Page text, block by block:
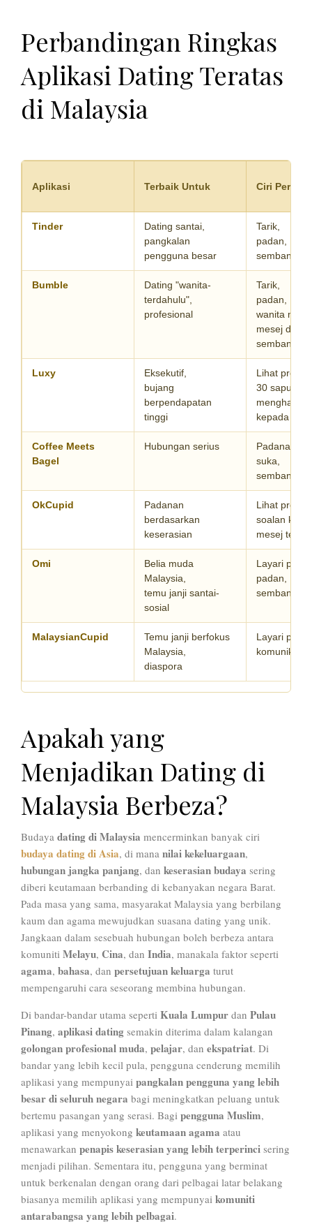
Perbandingan Ringkas
Aplikasi Dating Teratas
di Malaysia
Aplikasi Terbaik Untuk Ciri
Tinder
Dating santai,
pangkalan
pengguna besar
Tarik,
padan,
sembang
Bumble
Dating "wanita-
terdahulu",
profesional
Tarik,
padan,
wanita
mesej
sembang
Luxy
Eksekutif,
bujang
berpendapatan
tinggi
Lihat profil,
30 sapuan
kepada
Coffee Meets
Bagel
Hubungan serius
Padanan
suka,
sembang
OkCupid
Padanan
berdasarkan
keserasian
Lihat profil,
soalan
mesej
Omi
Belia muda
Malaysia,
temu janji santai-
sosial
Layari profil,
padan,
sembang
MalaysianCupid
Temu janji berfokus
Malaysia,
diaspora
Layari profil,
komunikasi
Apakah yang
Menjadikan Dating di
Malaysia Berbeza?
Budaya dating di Malaysia mencerminkan banyak ciri
budaya dating di Asia, di mana nilai kekeluargaan,
hubungan jangka panjang, dan keserasian budaya sering
diberi keutamaan berbanding di kebanyakan negara Barat.
Pada masa yang sama, masyarakat Malaysia yang berbilang
kaum dan agama mewujudkan suasana dating yang unik.
Jangkaan dalam sesebuah hubungan boleh berbeza antara
komuniti Melayu, Cina, dan India, manakala faktor seperti
agama, bahasa, dan persetujuan keluarga turut
mempengaruhi cara seseorang membina hubungan.
Di bandar-bandar utama seperti Kuala Lumpur dan Pulau
Pinang, aplikasi dating semakin diterima dalam kalangan
golongan profesional muda, pelajar, dan ekspatriat. Di
bandar yang lebih kecil pula, pengguna cenderung memilih
aplikasi yang mempunyai pangkalan pengguna yang lebih
besar di seluruh negara bagi meningkatkan peluang untuk
bertemu pasangan yang serasi. Bagi pengguna Muslim,
aplikasi yang menyokong keutamaan agama atau
menawarkan penapis keserasian yang lebih terperinci sering
menjadi pilihan. Sementara itu, pengguna yang berminat
untuk berkenalan dengan orang dari pelbagai latar belakang
biasanya memilih aplikasi yang mempunyai komuniti
antarabangsa yang lebih pelbagai.